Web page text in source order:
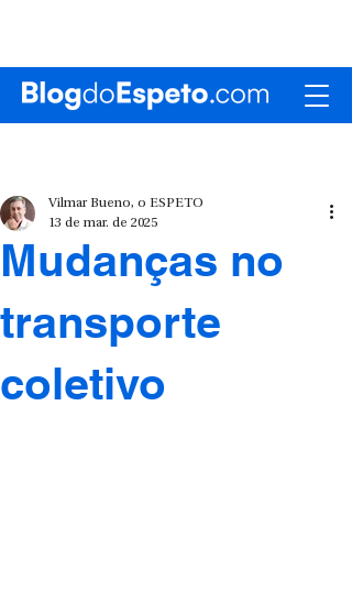
Mudanças no
transporte
coletivo
Vilmar Bueno, o ESPETO
13 de mar. de 2025